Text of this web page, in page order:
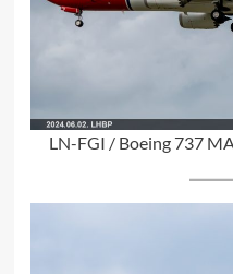
LN-FGI / Boeing 737